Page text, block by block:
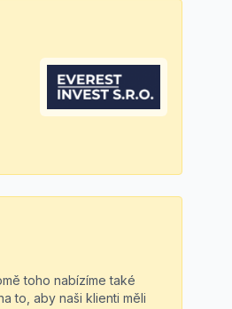
toho nabízíme také
to, aby naši klienti měli